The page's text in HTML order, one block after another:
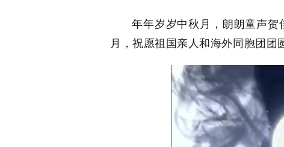
年年岁岁中秋月，朗朗童声
月，祝愿祖国亲人和海外同胞团团